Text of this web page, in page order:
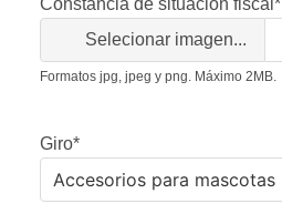
Selecionar imagen...
Formatos jpg, jpeg y png. Máximo 2MB.
Giro*